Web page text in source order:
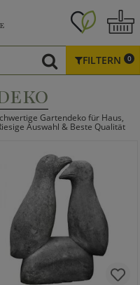
FILTERN 0
Gartendeko für Haus,
Auswahl & Beste Qualität